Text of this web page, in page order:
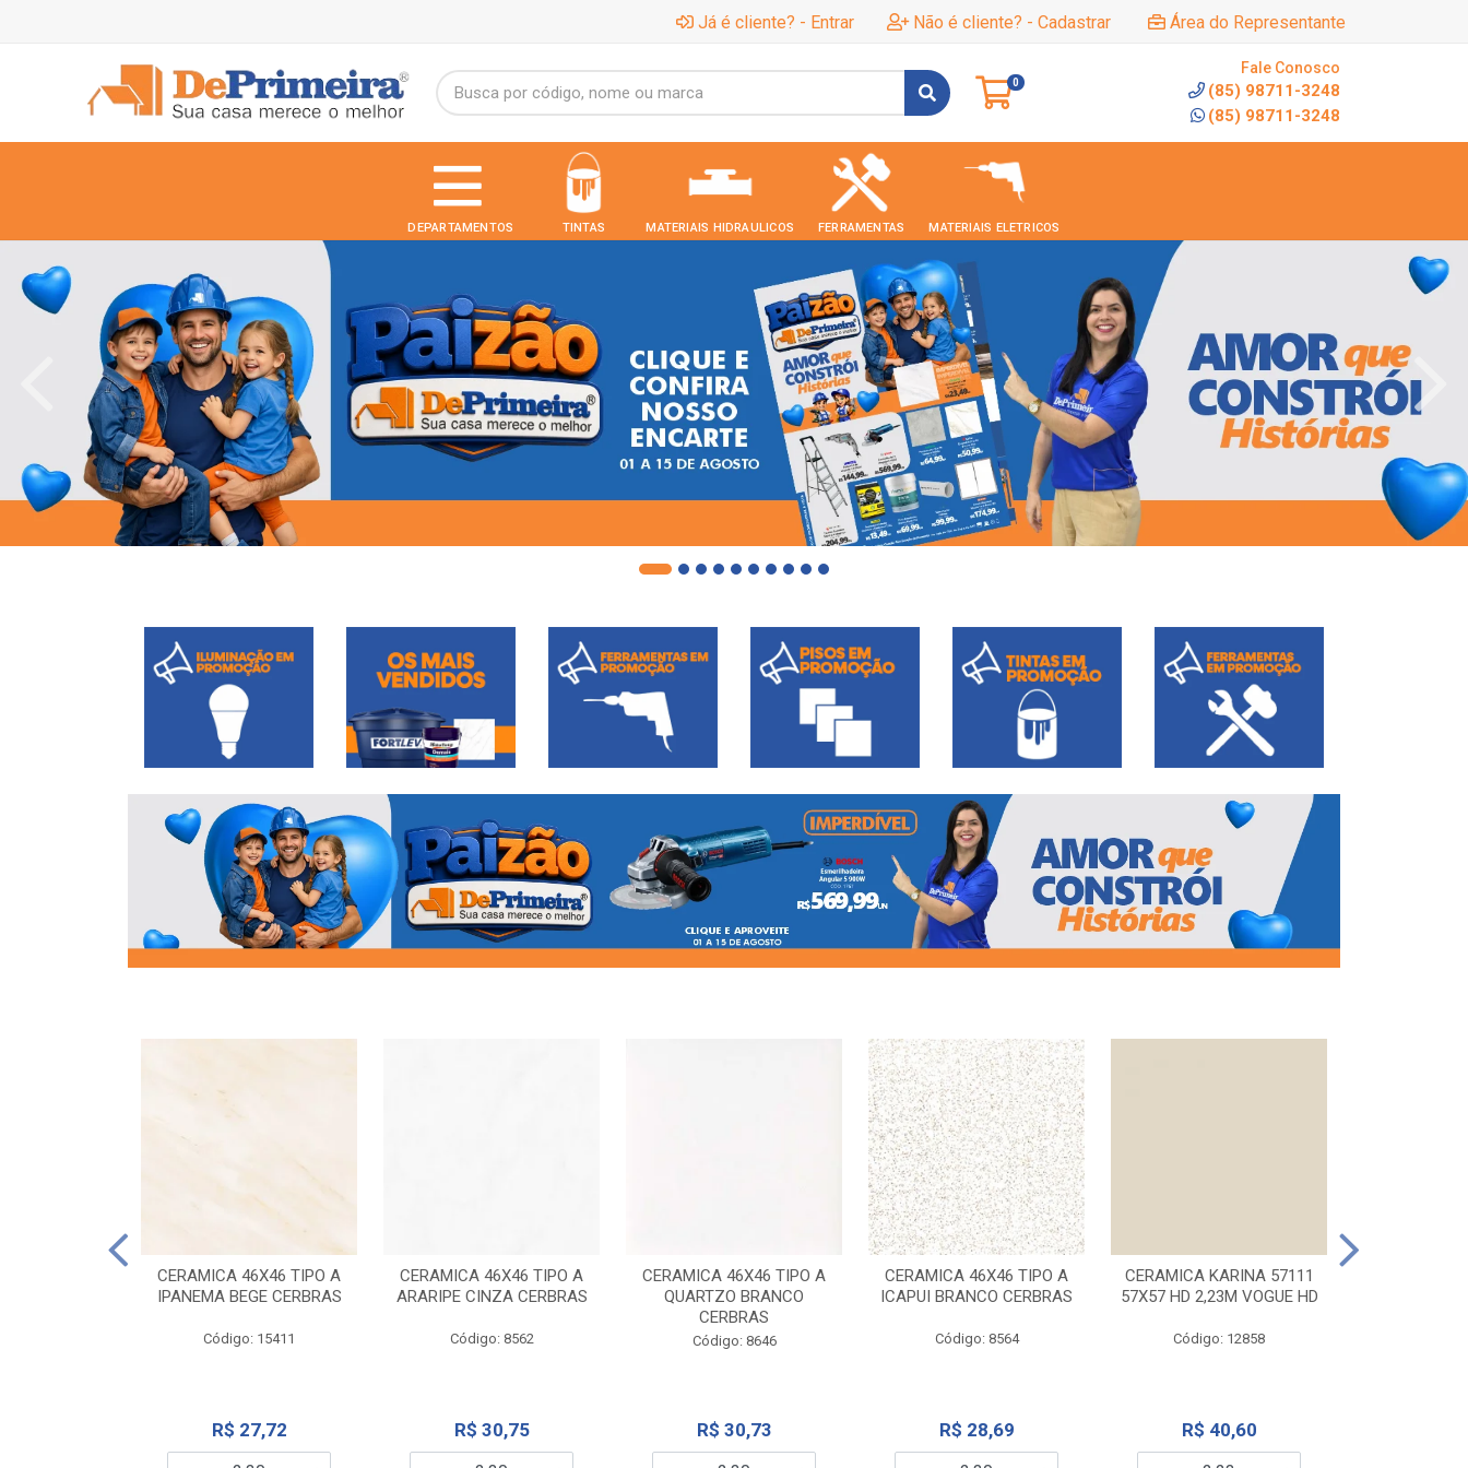
Já é cliente? - Entrar Não é cliente? - Cadastrar Área do Representante
0
Fale Conosco
(85) 98711-3248
(85) 98711-3248
DEPARTAMENTOS TINTAS MATERIAIS HIDRAULICOS FERRAMENTAS MATERIAIS ELETRICOS
CERAMICA 46X46 TIPO A
IPANEMA BEGE CERBRAS
Código: 15411
R$ 27,72
CERAMICA 46X46 TIPO A
ARARIPE CINZA CERBRAS
Código: 8562
R$ 30,75
CERAMICA 46X46 TIPO A
QUARTZO BRANCO
CERBRAS
Código: 8646
R$ 30,73
CERAMICA 46X46 TIPO A
ICAPUI BRANCO CERBRAS
Código: 8564
R$ 28,69
CERAMICA KARINA 57111
57X57 HD 2,23M VOGUE HD
Código: 12858
R$ 40,60